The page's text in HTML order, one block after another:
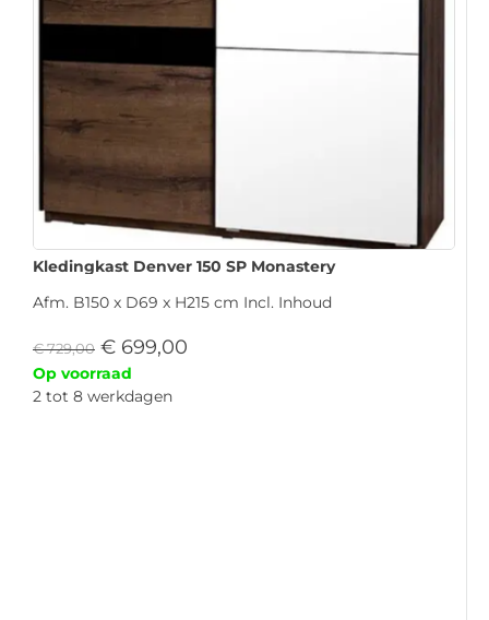
Kledingkast Denver 150 SP Monastery
Afm. B150 x D69 x H215 cm Incl. Inhoud
€729,00 € 699,00
Op voorraad
2 tot 8 werkdagen